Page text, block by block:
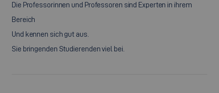
Die Professorinnen und Professoren sind Experten in ihrem
Bereich
Und kennen sich gut aus.
Sie bringenden Studierenden viel bei.